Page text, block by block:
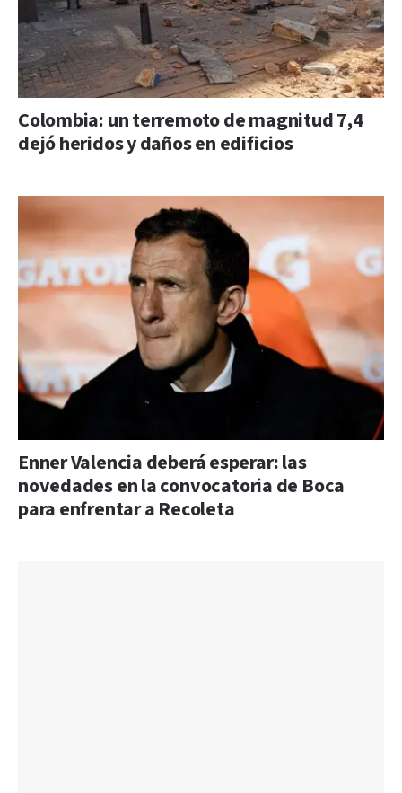
Colombia: un terremoto de magnitud 7,4
dejó heridos y daños en edificios
Enner Valencia deberá esperar: las
novedades en la convocatoria de Boca
para enfrentar a Recoleta